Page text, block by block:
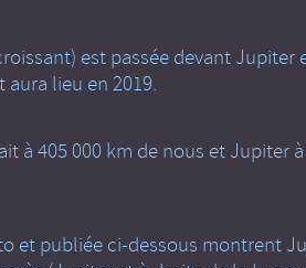
est passée devant
aura lieu en 2019.
à 405 000 km de nous et Jupiter
et publiée ci-dessous montrent